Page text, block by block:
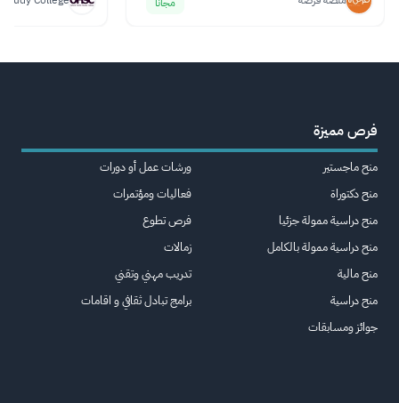
فرص مميزة
منح ماجستير
منح دكتوراة
منح دراسية ممولة جزئيا
منح دراسية ممولة بالكامل
منح مالية
منح دراسية
جوائز ومسابقات
ورشات عمل أو دورات
فعاليات ومؤتمرات
فرص تطوع
زمالات
تدريب مهني وتقني
برامج تبادل ثقافي و اقامات